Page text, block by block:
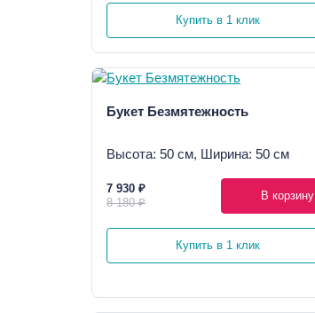
Купить в 1 клик
Букет Безмятежность
Высота: 50 см, Ширина: 50 см
7 930 ₽
8 180 ₽
В корзину
Купить в 1 клик